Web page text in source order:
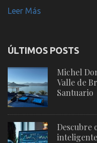
Leer Más
ÚLTIMOS POSTS
Michel
Valle de
Santuario
Descubre